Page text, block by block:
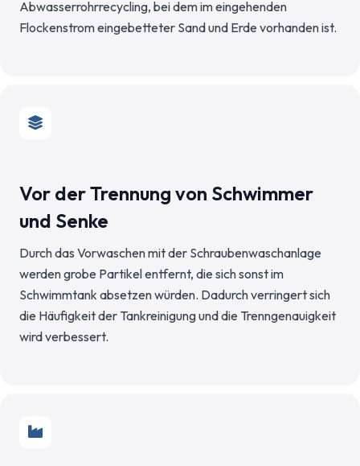
Abwasserrohrrecycling, bei dem im eingehenden
Flockenstrom eingebetteter Sand und Erde vorhanden ist.
Vor der Trennung von Schwimmer
und Senke
Durch das Vorwaschen mit der Schraubenwaschanlage
werden grobe Partikel entfernt, die sich sonst im
Schwimmtank absetzen würden. Dadurch verringert sich
die Häufigkeit der Tankreinigung und die Trenngenauigkeit
wird verbessert.